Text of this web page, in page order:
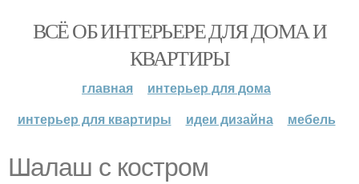
ВСЁ ОБ ИНТЕРЬЕРЕ ДЛЯ ДОМА И
КВАРТИРЫ
главная
интерьер для дома
интерьер для квартиры
идеи дизайна мебель
Шалаш с костром